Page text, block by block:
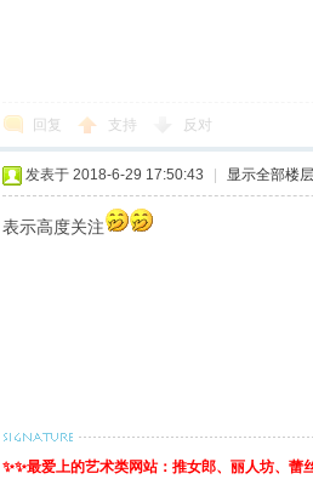
回复 支持 反对
发表于 2018-6-29 17:50:43 显示全部楼层
表示高度关注
✨✨最爱上的艺术类网站：推女郎、丽人坊、